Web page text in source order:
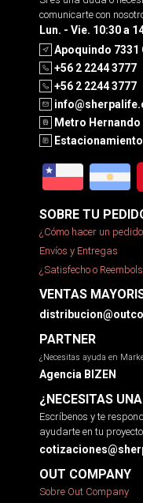
comunicarte con
Lun. - Vie. 10:30 a
Apoquindo 7331
+56 2 2244 3777
+56 2 2244 3777
Metro
SOBRE TU
¿Cómo hacer un
Envíos y Entregas
¿Satisfecho o
VENTAS
PARTNER
¿Necesitas ayuda en
Agencia BIZEN
¿NECESITAS
Escríbenos y te
ayudarte en tu
OUT COMPANY
Sobre Out Company